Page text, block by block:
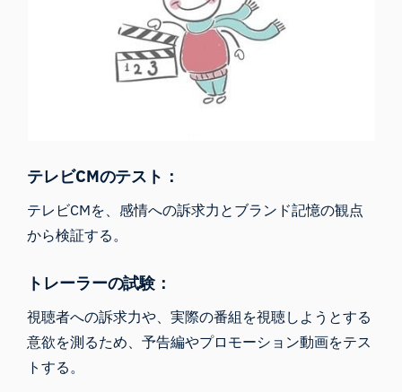
テレビCMのテスト：
テレビCMを、感情への訴求力とブランド記憶の観点
から検証する。
トレーラーの試験：
視聴者への訴求力や、実際の番組を視聴しようとする
意欲を測るため、予告編やプロモーション動画をテス
トする。